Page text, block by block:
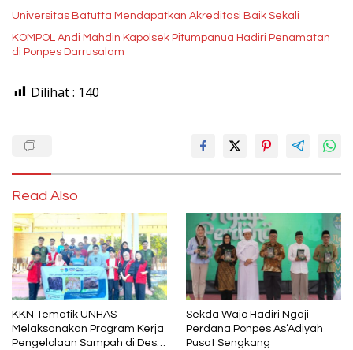
Universitas Batutta Mendapatkan Akreditasi Baik Sekali
KOMPOL Andi Mahdin Kapolsek Pitumpanua Hadiri Penamatan
di Ponpes Darrusalam
Dilihat : 140
Read Also
KKN Tematik UNHAS
Melaksanakan Program Kerja
Pengelolaan Sampah di Desa
Sekda Wajo Hadiri Ngaji
Perdana Ponpes As’Adiyah
Pusat Sengkang